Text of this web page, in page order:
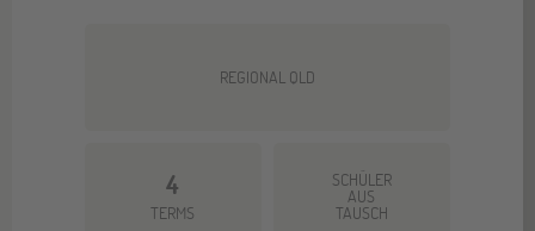
REGIONAL QLD
4
TERMS
SCHÜLER
AUS
TAUSCH